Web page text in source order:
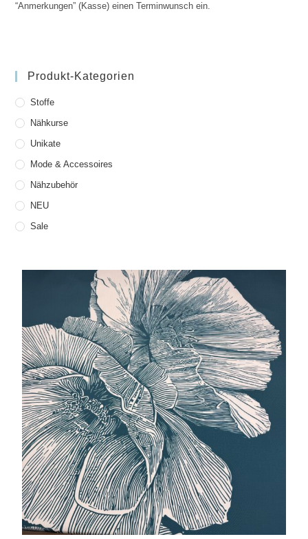
“Anmerkungen” (Kasse) einen Terminwunsch ein.
Produkt-Kategorien
Stoffe
Nähkurse
Unikate
Mode & Accessoires
Nähzubehör
NEU
Sale